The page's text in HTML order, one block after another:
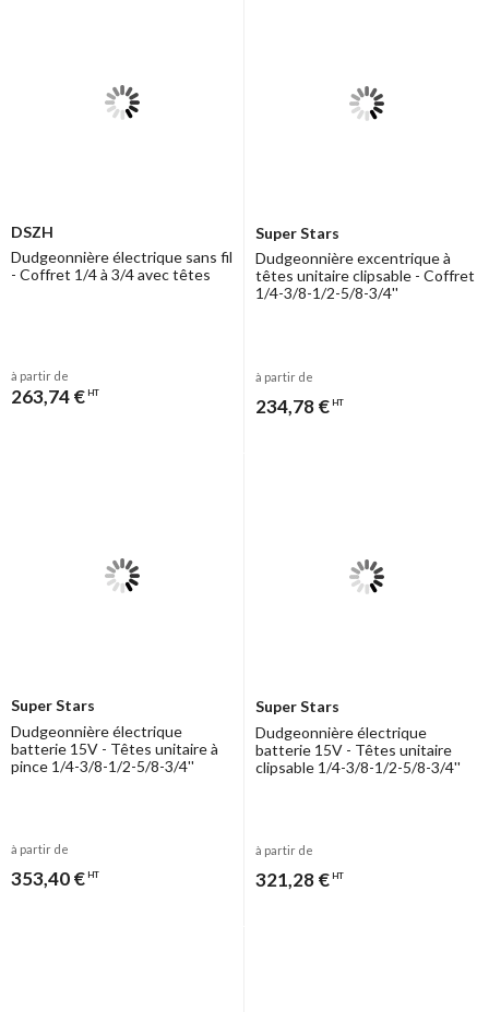
DSZH
Dudgeonnière électrique sans fil
- Coffret 1/4 à 3/4 avec têtes
à partir de
263,74 € HT
Super Stars
Dudgeonnière excentrique à
têtes unitaire clipsable - Coffret
1/4-3/8-1/2-5/8-3/4''
à partir de
234,78 € HT
Super Stars
Dudgeonnière électrique
batterie 15V - Têtes unitaire à
pince 1/4-3/8-1/2-5/8-3/4''
à partir de
353,40 € HT
Super Stars
Dudgeonnière électrique
batterie 15V - Têtes unitaire
clipsable 1/4-3/8-1/2-5/8-3/4''
à partir de
321,28 € HT